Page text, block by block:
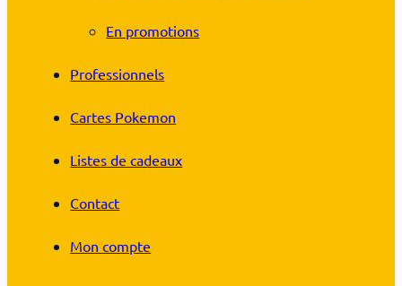
En promotions
Professionnels
Cartes Pokemon
Listes de cadeaux
Contact
Mon compte